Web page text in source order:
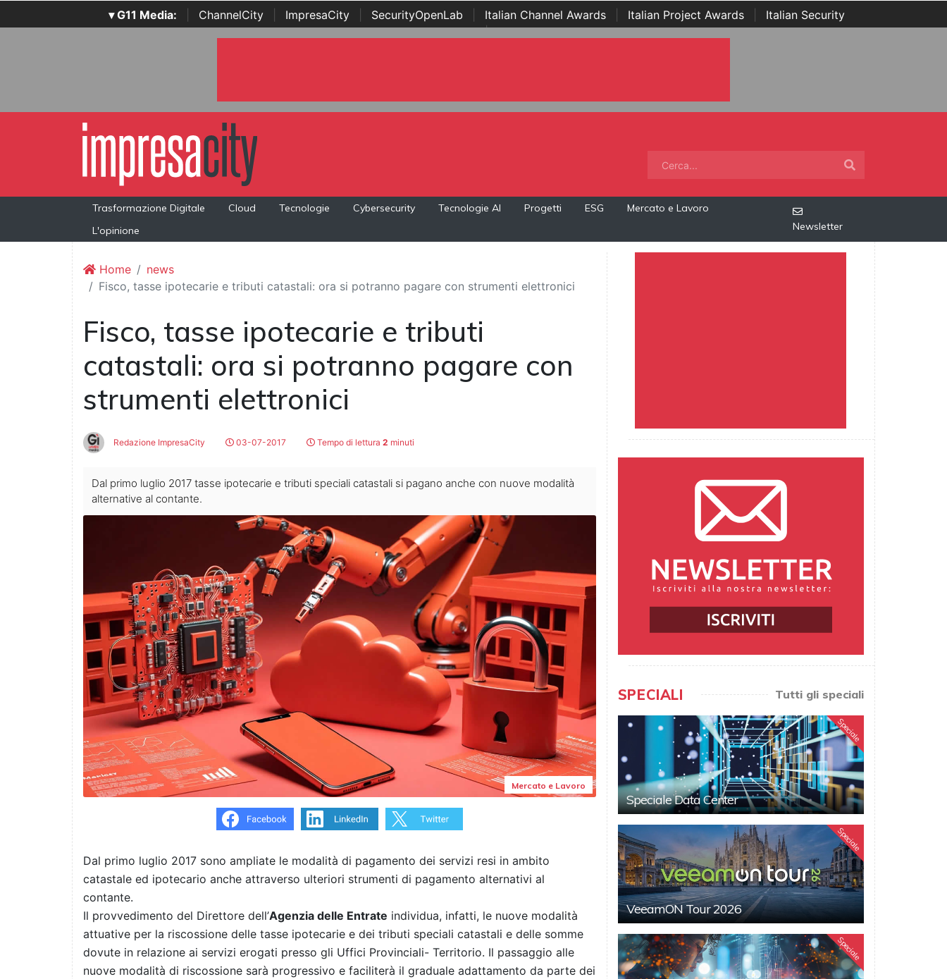
▾ G11 Media: ChannelCity ImpresaCity SecurityOpenLab Italian Channel Awards Italian Project Awards
Italian Security
Awards | ...
Trasformazione Digitale Cloud Tecnologie Cybersecurity Tecnologie AI Progetti ESG
Mercato e Lavoro
L'opinione
Newsletter
Home
news
Fisco, tasse ipotecarie e tributi catastali: ora si potranno pagare con strumenti elettronici
Fisco, tasse ipotecarie e tributi
catastali: ora si potranno pagare con
strumenti elettronici
Redazione ImpresaCity 03-07-2017 Tempo di lettura 2 minuti
Dal primo luglio 2017 tasse ipotecarie e tributi speciali catastali si pagano anche con nuove modalità
alternative al contante.
Mercato e Lavoro
Dal primo luglio 2017 sono ampliate le modalità di pagamento dei servizi resi in ambito
catastale ed ipotecario anche attraverso ulteriori strumenti di pagamento alternativi al
contante.
Il provvedimento del Direttore dell’Agenzia delle Entrate individua, infatti, le nuove modalità
attuative per la riscossione delle tasse ipotecarie e dei tributi speciali catastali e delle somme
dovute in relazione ai servizi erogati presso gli Uffici Provinciali- Territorio. Il passaggio alle
nuove modalità di riscossione sarà progressivo e faciliterà il graduale adattamento da parte dei
SPECIALI Tutti gli speciali
Speciale
Speciale Data Center
Speciale
VeeamON Tour 2026
Speciale